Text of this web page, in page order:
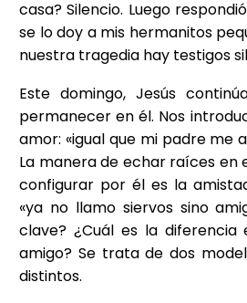
casa? Silencio. Luego
se lo doy a mis hermanitos
nuestra tragedia hay testigos
Este domingo, Jesús
permanecer en él. Nos
amor: «igual que mi padre me
La manera de echar raíces en
configurar por él es la
«ya no llamo siervos sino
clave? ¿Cuál es la
amigo? Se trata de dos
distintos.